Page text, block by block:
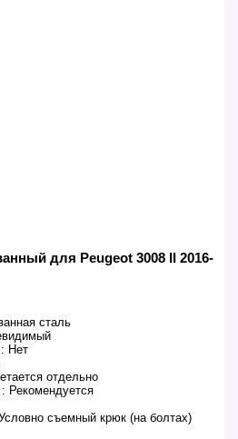
для Peugeot 3008 II 2016-
сталь
Нет
отдельно
Рекомендуется
съемный крюк (на болтах)